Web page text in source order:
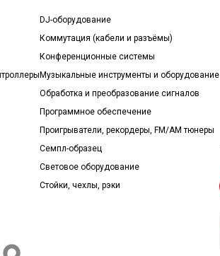
DJ-оборудование
Коммутация (кабели и разъёмы)
Конференционные системы
Музыкальные инструменты и оборудование
Обработка и преобразование сигналов
Программное обеспечение
Проигрыватели, рекордеры, FM/AM тюнеры
Семпл-образец
Световое оборудование
Стойки, чехлы, рэки